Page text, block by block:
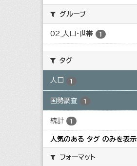
グループ
02_人口・世帯 1
タグ
人口 1
国勢調査 1
統計 1
人気のある タグ のみを表示
フォーマット